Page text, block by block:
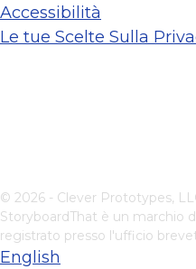
Accessibilità
Le tue Scelte Sulla
© 2026 - Clever Prototypes,
StoryboardThat è un marchio
registrato presso l'ufficio
English